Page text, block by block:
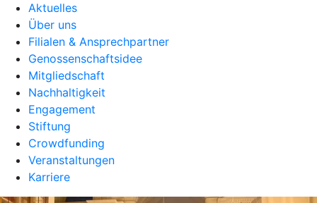
Aktuelles
Über uns
Filialen & Ansprechpartner
Genossenschaftsidee
Mitgliedschaft
Nachhaltigkeit
Engagement
Stiftung
Crowdfunding
Veranstaltungen
Karriere